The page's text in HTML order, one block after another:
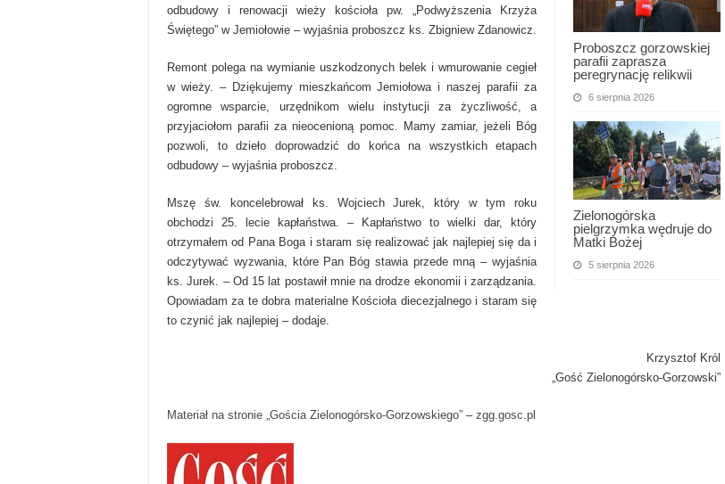
Proboszcz gorzowskiej
parafii zaprasza
peregrynację relikwii
6 sierpnia 2026
Zielonogórska
pielgrzymka wędruje do
Matki Bożej
5 sierpnia 2026
odbudowy i renowacji wieży kościoła pw. „Podwyższenia Krzyża
Świętego” w Jemiołowie – wyjaśnia proboszcz ks. Zbigniew Zdanowicz.
Remont polega na wymianie uszkodzonych belek i wmurowanie cegieł
w wieży. – Dziękujemy mieszkańcom Jemiołowa i naszej parafii za
ogromne wsparcie, urzędnikom wielu instytucji za życzliwość, a
przyjaciołom parafii za nieocenioną pomoc. Mamy zamiar, jeżeli Bóg
pozwoli, to dzieło doprowadzić do końca na wszystkich etapach
odbudowy – wyjaśnia proboszcz.
Mszę św. koncelebrował ks. Wojciech Jurek, który w tym roku
obchodzi 25. lecie kapłaństwa. – Kapłaństwo to wielki dar, który
otrzymałem od Pana Boga i staram się realizować jak najlepiej się da i
odczytywać wyzwania, które Pan Bóg stawia przede mną – wyjaśnia
ks. Jurek. – Od 15 lat postawił mnie na drodze ekonomii i zarządzania.
Opowiadam za te dobra materialne Kościoła diecezjalnego i staram się
to czynić jak najlepiej – dodaje.
Krzysztof Król
„Gość Zielonogórsko-Gorzowski”
Materiał na stronie „Gościa Zielonogórsko-Gorzowskiego” – zgg.gosc.pl